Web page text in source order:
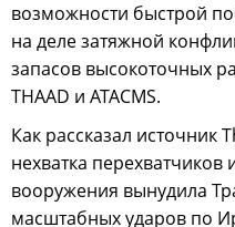
возможности быстрой
на деле затяжной
запасов высокоточных
THAAD и ATACMS.
Как рассказал источник
нехватка перехватчиков
вооружения вынудила
масштабных ударов по